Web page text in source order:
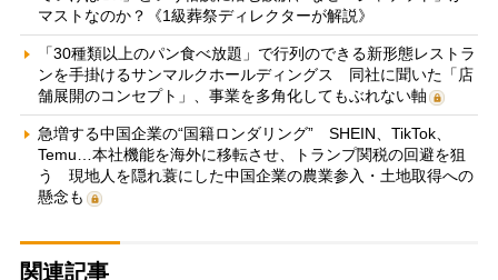
マストなのか？《1級葬祭ディレクターが解説》
「30種類以上のパン食べ放題」で行列のできる新形態レストラ
ンを手掛けるサンマルクホールディングス 同社に聞いた「店
舗展開のコンセプト」、事業を多角化してもぶれない軸
急増する中国企業の“国籍ロンダリング” SHEIN、TikTok、
Temu…本社機能を海外に移転させ、トランプ関税の回避を狙
う 現地人を隠れ蓑にした中国企業の農業参入・土地取得への
懸念も
関連記事